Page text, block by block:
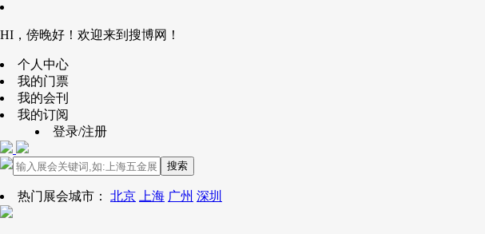
HI，傍晚好！欢迎来到搜博网！
个人中心
我的门票
我的会刊
我的订阅
登录/注册
搜索
热门展会城市： 北京 上海 广州 深圳